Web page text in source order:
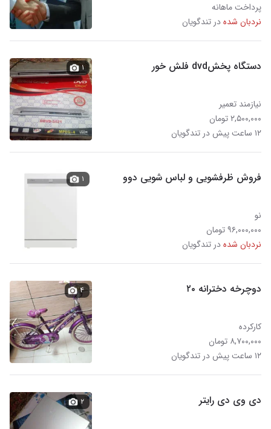
پرداخت ماهانه
نردبان شدهدر تندگویان
دستگاه پخشdvd فلش خور
نیازمند تعمیر
۲,۵۰۰,۰۰۰ تومان
۱۲ ساعت پیش در تندگویان
۱
فروش ظرفشویی و لباس شویی دوو
نو
۹۶,۰۰۰,۰۰۰ تومان
نردبان شدهدر تندگویان
۱
دوچرخه دخترانه ۲۰
کارکرده
۸,۷۰۰,۰۰۰ تومان
۱۲ ساعت پیش در تندگویان
۴
دی وی دی رایتر ۲